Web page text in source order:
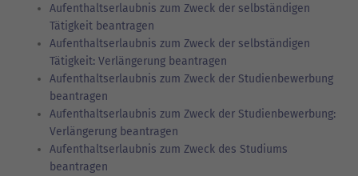
Aufenthaltserlaubnis zum Zweck der selbständigen
Tätigkeit beantragen
Aufenthaltserlaubnis zum Zweck der selbständigen
Tätigkeit: Verlängerung beantragen
Aufenthaltserlaubnis zum Zweck der Studienbewerbung
beantragen
Aufenthaltserlaubnis zum Zweck der Studienbewerbung:
Verlängerung beantragen
Aufenthaltserlaubnis zum Zweck des Studiums
beantragen